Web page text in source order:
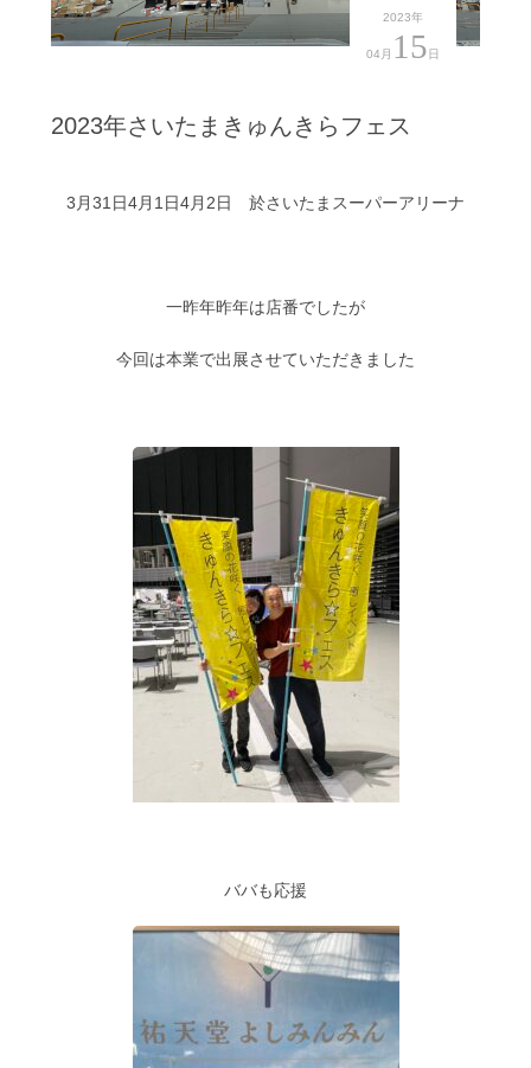
2023年
04月 15 日
2023年さいたまきゅんきらフェス
3月31日4月1日4月2日 於さいたまスーパーアリーナ
一昨年昨年は店番でしたが
今回は本業で出展させていただきました
ババも応援